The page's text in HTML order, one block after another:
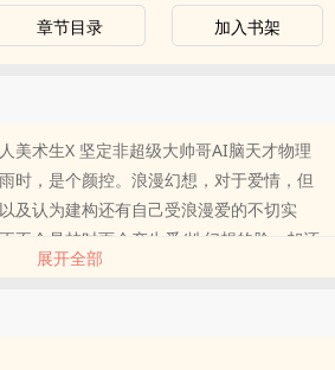
章节目录 加入书架
美术生X 坚定非超级大帅哥AI脑天才物理
时，是个颜控。浪漫幻想，对于爱情，但
及认为建构还有自己受浪漫爱的不切实
不会是林时雨会产生爱/性幻想的脸，却还
做工具人 替她跑腿 做她的模特 在她有欲
浮没有定性 她一撒娇一靠近还是什么都给
对别人说 只是同学?看这只爱美的蝴蝶被更
膀轻轻扇动 亲手偏离预设的未来底线、原
展开全部